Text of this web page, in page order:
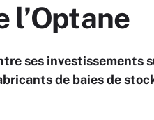
l’Optane
ses investissements
de baies de